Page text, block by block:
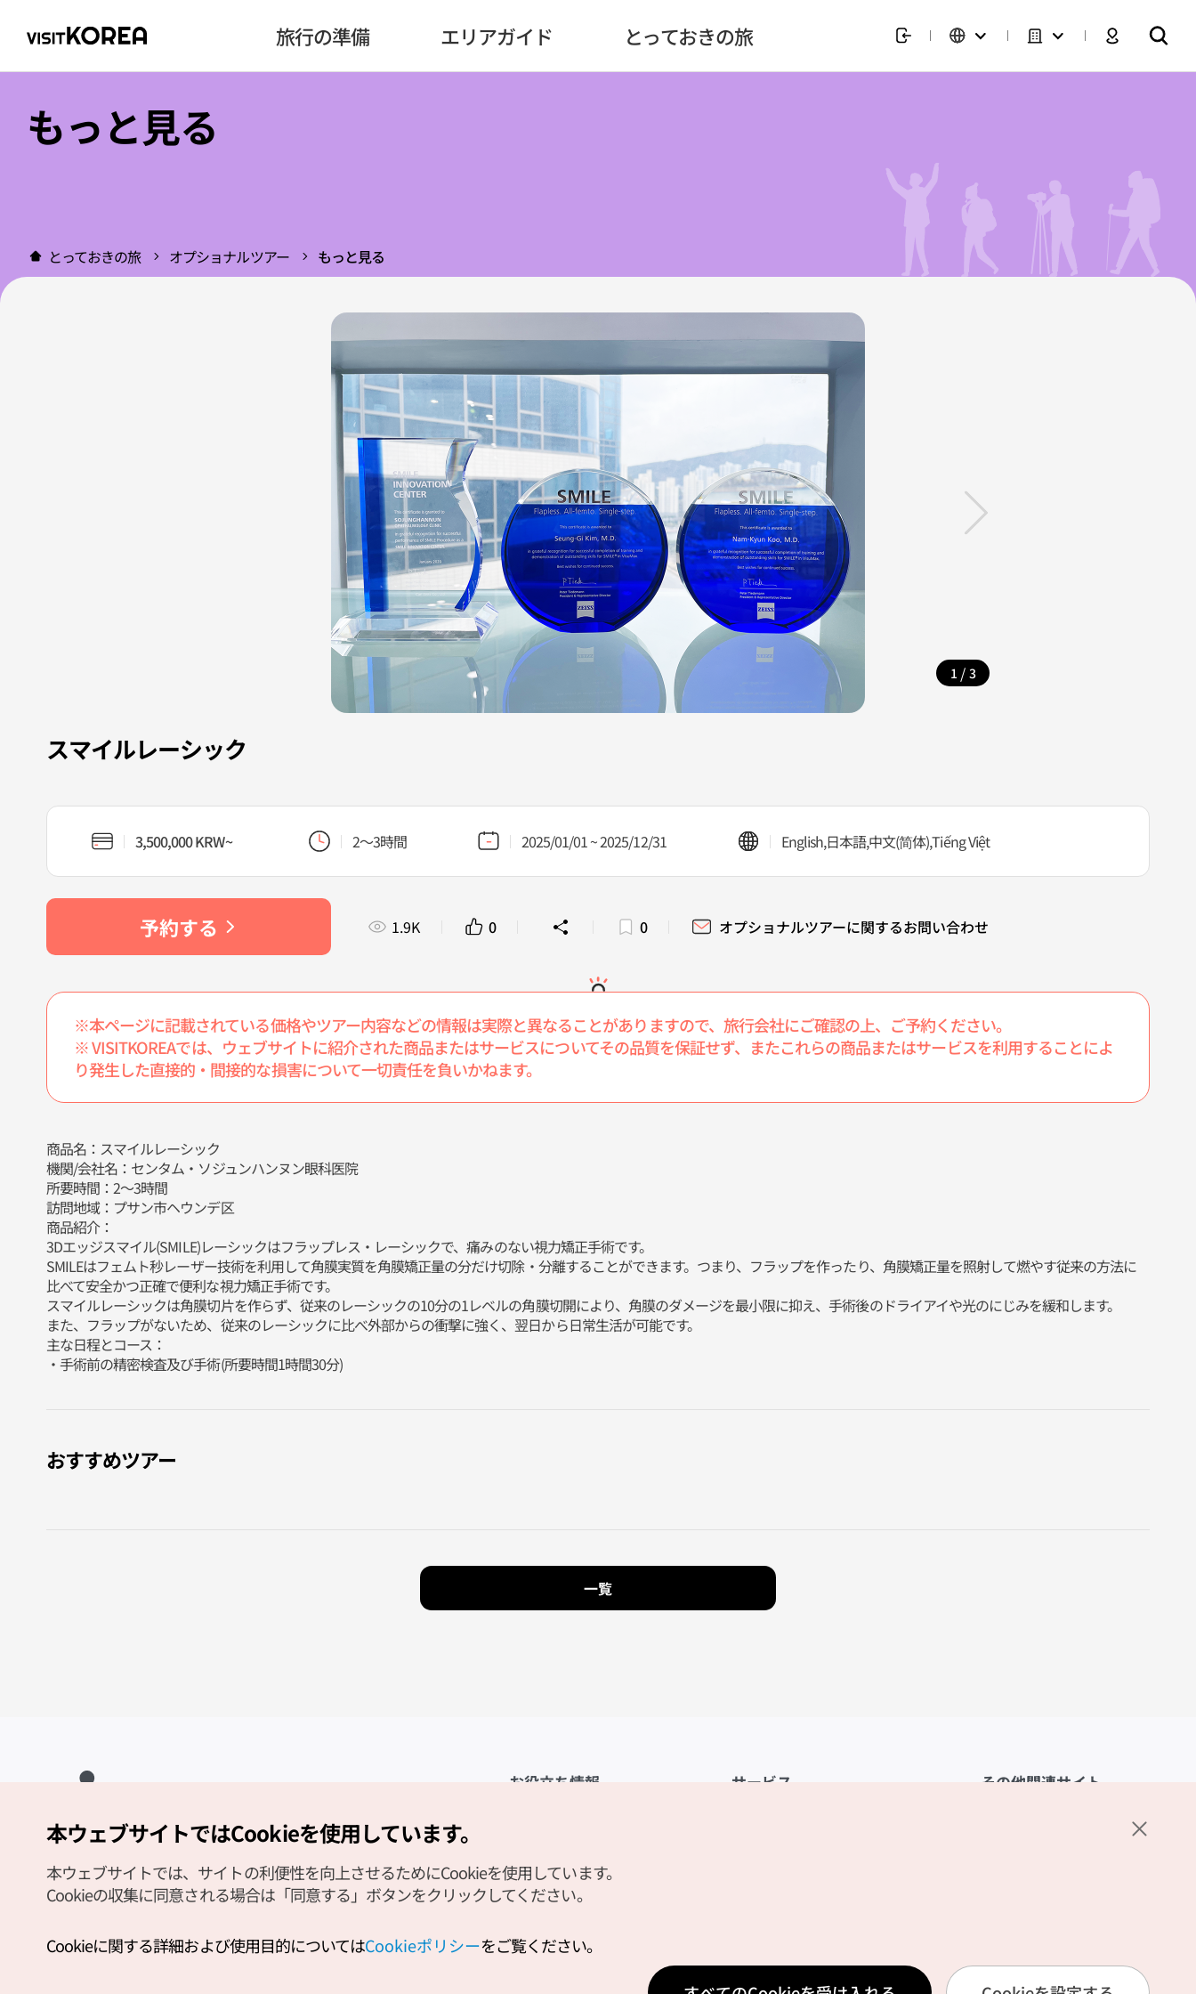
旅行の準備 エリアガイド とっておきの旅
もっと見る
とっておきの旅 オプショナルツアー もっと見る
1 / 3
スマイルレーシック
3,500,000 KRW~ 2～3時間 2025/01/01 ~ 2025/12/31 English,日本語,中文(简体),Tiếng Việt
予約する 1.9K 0 0 オプショナルツアーに関するお問い合わせ
※本ページに記載されている価格やツアー内容などの情報は実際と異なることがありますので、旅行会社にご確認の上、ご予約ください。
※ VISITKOREAでは、ウェブサイトに紹介された商品またはサービスについてその品質を保証せず、またこれらの商品またはサービスを利用することによ
り発生した直接的・間接的な損害について一切責任を負いかねます。
商品名：スマイルレーシック
機関/会社名：センタム・ソジュンハンヌン眼科医院
所要時間：2～3時間
訪問地域：プサン市ヘウンデ区
商品紹介：
3Dエッジスマイル(SMILE)レーシックはフラップレス・レーシックで、痛みのない視力矯正手術です。
SMILEはフェムト秒レーザー技術を利用して角膜実質を角膜矯正量の分だけ切除・分離することができます。つまり、フラップを作ったり、角膜矯正量を照射して燃やす従来の方法に
比べて安全かつ正確で便利な視力矯正手術です。
スマイルレーシックは角膜切片を作らず、従来のレーシックの10分の1レベルの角膜切開により、角膜のダメージを最小限に抑え、手術後のドライアイや光のにじみを緩和します。
また、フラップがないため、従来のレーシックに比べ外部からの衝撃に強く、翌日から日常生活が可能です。
主な日程とコース：
・手術前の精密検査及び手術(所要時間1時間30分)
おすすめツアー
一覧
お役立ち情報
観光資料ダウンロード
デジタルブック／電子書籍
Odii
サービス
位置情報サービス利用規約
その他関連サイト
Copyright (c) Korea Tourism Organization All Rights Reserved.
サイトエラー報告
公式メール
本ウェブサイトではCookieを使用しています。
本ウェブサイトでは、サイトの利便性を向上させるためにCookieを使用しています。
Cookieの収集に同意される場合は「同意する」ボタンをクリックしてください。
Cookieに関する詳細および使用目的についてはCookieポリシーをご覧ください。